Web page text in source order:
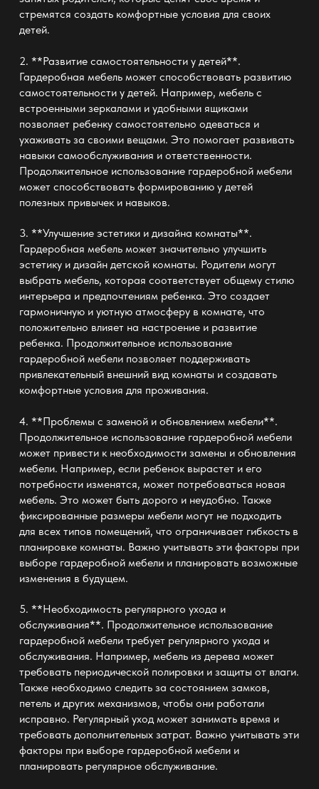
стремятся создать комфортные условия для своих
детей.
2. **Развитие самостоятельности у детей**.
Гардеробная мебель может способствовать развитию
самостоятельности у детей. Например, мебель с
встроенными зеркалами и удобными ящиками
позволяет ребенку самостоятельно одеваться и
ухаживать за своими вещами. Это помогает развивать
навыки самообслуживания и ответственности.
Продолжительное использование гардеробной мебели
может способствовать формированию у детей
полезных привычек и навыков.
3. **Улучшение эстетики и дизайна комнаты**.
Гардеробная мебель может значительно улучшить
эстетику и дизайн детской комнаты. Родители могут
выбрать мебель, которая соответствует общему стилю
интерьера и предпочтениям ребенка. Это создает
гармоничную и уютную атмосферу в комнате, что
положительно влияет на настроение и развитие
ребенка. Продолжительное использование
гардеробной мебели позволяет поддерживать
привлекательный внешний вид комнаты и создавать
комфортные условия для проживания.
4. **Проблемы с заменой и обновлением мебели**.
Продолжительное использование гардеробной мебели
может привести к необходимости замены и обновления
мебели. Например, если ребенок вырастет и его
потребности изменятся, может потребоваться новая
мебель. Это может быть дорого и неудобно. Также
фиксированные размеры мебели могут не подходить
для всех типов помещений, что ограничивает гибкость в
планировке комнаты. Важно учитывать эти факторы при
выборе гардеробной мебели и планировать возможные
изменения в будущем.
5. **Необходимость регулярного ухода и
обслуживания**. Продолжительное использование
гардеробной мебели требует регулярного ухода и
обслуживания. Например, мебель из дерева может
требовать периодической полировки и защиты от влаги.
Также необходимо следить за состоянием замков,
петель и других механизмов, чтобы они работали
исправно. Регулярный уход может занимать время и
требовать дополнительных затрат. Важно учитывать эти
факторы при выборе гардеробной мебели и
планировать регулярное обслуживание.